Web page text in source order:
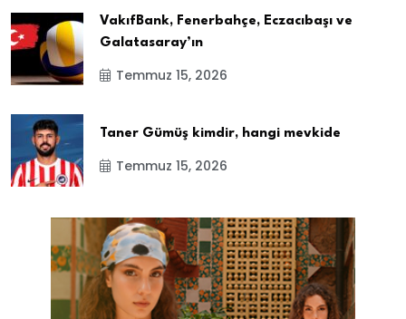
VakıfBank, Fenerbahçe, Eczacıbaşı ve
Galatasaray’ın
Temmuz 15, 2026
Taner Gümüş kimdir, hangi mevkide
Temmuz 15, 2026